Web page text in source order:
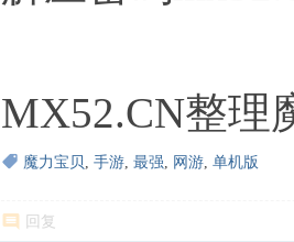
MX52.CN整理
魔力宝贝 , 手游, 最强, 网游, 单机版
回复